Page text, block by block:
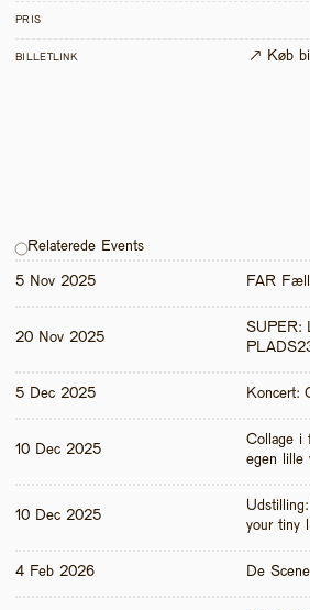
PRIS
BILLETLINK ↗ Køb
Relaterede Events
5 Nov 2025 FAR
20 Nov 2025
SUPER:
5 Dec 2025 Koncert:
10 Dec 2025
Collage i
egen lille
10 Dec 2025
your tiny
4 Feb 2026 De